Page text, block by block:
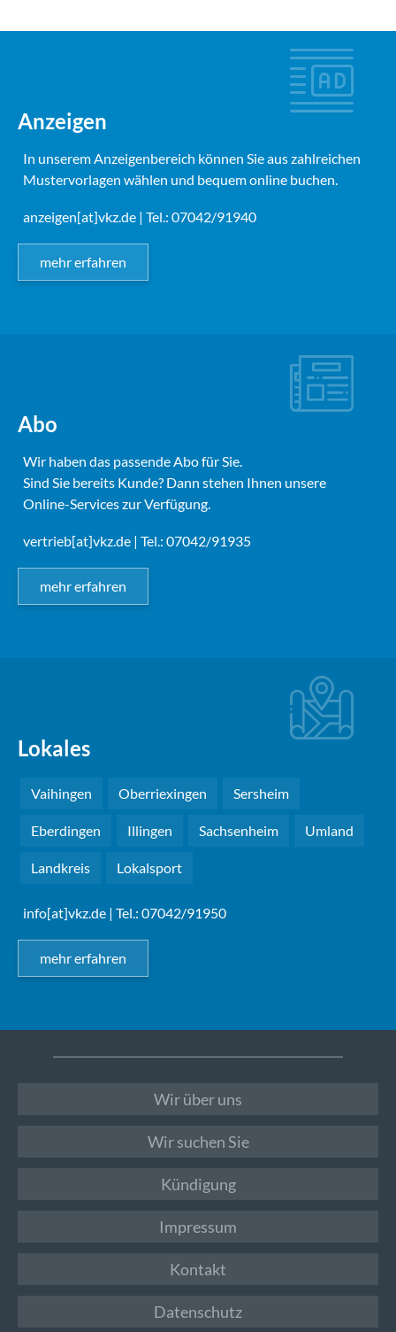
Anzeigen
In unserem Anzeigenbereich können Sie aus zahlreichen
Mustervorlagen wählen und bequem online buchen.
anzeigen[at]vkz.de | Tel.: 07042/91940
mehr erfahren
Abo
Wir haben das passende Abo für Sie.
Sind Sie bereits Kunde? Dann stehen Ihnen unsere
Online-Services zur Verfügung.
vertrieb[at]vkz.de | Tel.: 07042/91935
mehr erfahren
Lokales
Vaihingen Oberriexingen Sersheim
Eberdingen Illingen Sachsenheim Umland
Landkreis Lokalsport
info[at]vkz.de | Tel.: 07042/91950
mehr erfahren
Wir über uns
Wir suchen Sie
Kündigung
Impressum
Kontakt
Datenschutz